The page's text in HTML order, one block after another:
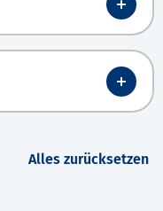
Alles zurücksetzen